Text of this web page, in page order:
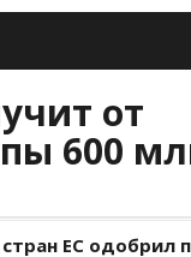
от
600
ЕС одобрил